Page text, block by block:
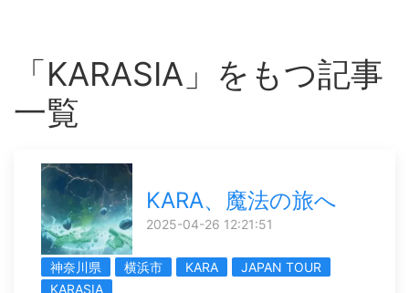
「KARASIA」をもつ記事
一覧
KARA、魔法の旅へ
2025-04-26 12:21:51
神奈川県 横浜市 KARA
JAPAN TOUR
KARASIA